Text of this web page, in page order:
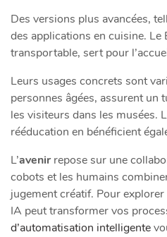
Des versions plus avancées,
des applications en cuisine.
transportable, sert pour
Leurs usages concrets sont
personnes âgées, assurent un
les visiteurs dans les musées.
rééducation en bénéficient
L’avenirrepose sur une
cobots et les humains
jugement créatif. Pour explorer
IA peut transformer vos
d’automatisation intelligente